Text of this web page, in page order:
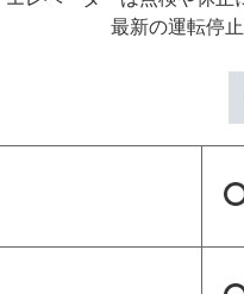
最新の運転停